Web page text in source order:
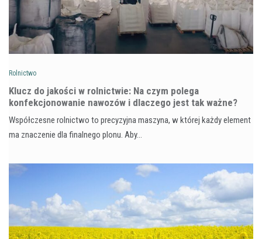
Rolnictwo
Klucz do jakości w rolnictwie: Na czym polega
konfekcjonowanie nawozów i dlaczego jest tak ważne?
Współczesne rolnictwo to precyzyjna maszyna, w której każdy element
ma znaczenie dla finalnego plonu. Aby…